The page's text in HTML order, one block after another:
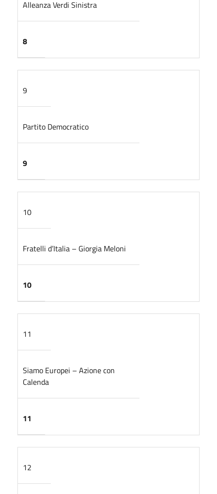
Alleanza Verdi Sinistra
8
9
Partito Democratico
9
10
Fratelli d’Italia – Giorgia Meloni
10
11
Siamo Europei – Azione con
Calenda
11
12